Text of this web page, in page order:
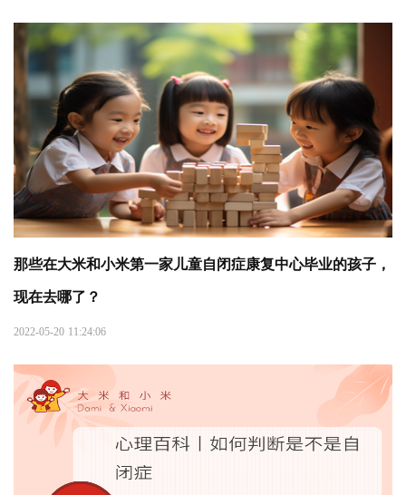
那些在大米和小米第一家儿童自闭症康复中心毕业的孩子，
现在去哪了？
2022-05-20 11:24:06